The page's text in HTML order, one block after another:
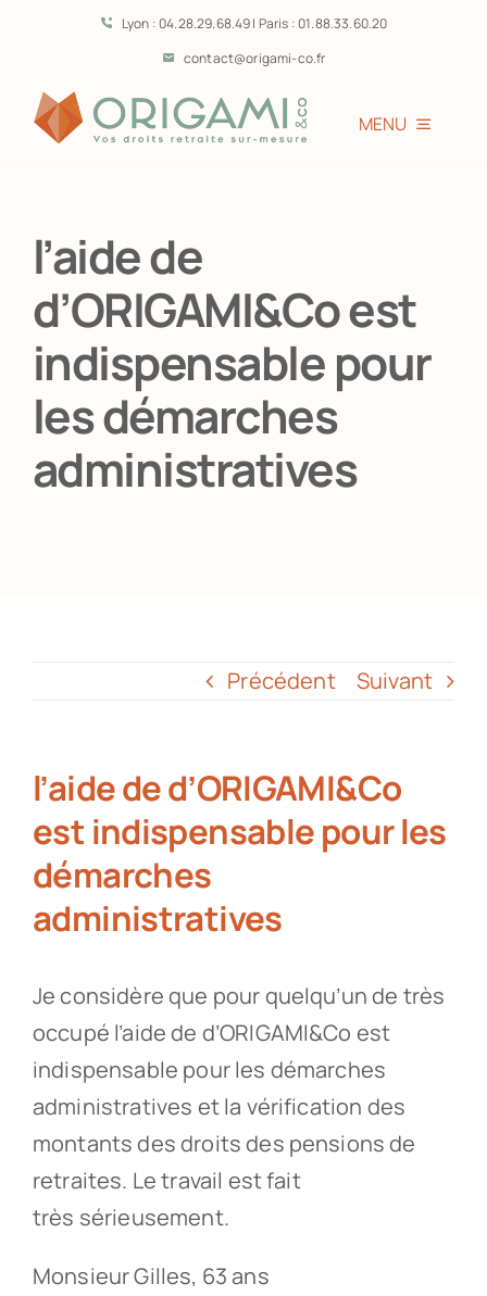
contenu
Lyon : 04.28.29.68.49 | Paris : 01.88.33.60.20
contact@origami-co.fr
MENU
Vous êtes?
Prestations
Témoignages
Actualités
l’aide de
d’ORIGAMI&Co est
indispensable pour
les démarches
administratives
Précédent Suivant
l’aide de d’ORIGAMI&Co
est indispensable pour les
démarches
administratives
Je considère que pour quelqu’un de très
occupé l’aide de d’ORIGAMI&Co est
indispensable pour les démarches
administratives et la vérification des
montants des droits des pensions de
retraites. Le travail est fait
très sérieusement.
Monsieur Gilles, 63 ans